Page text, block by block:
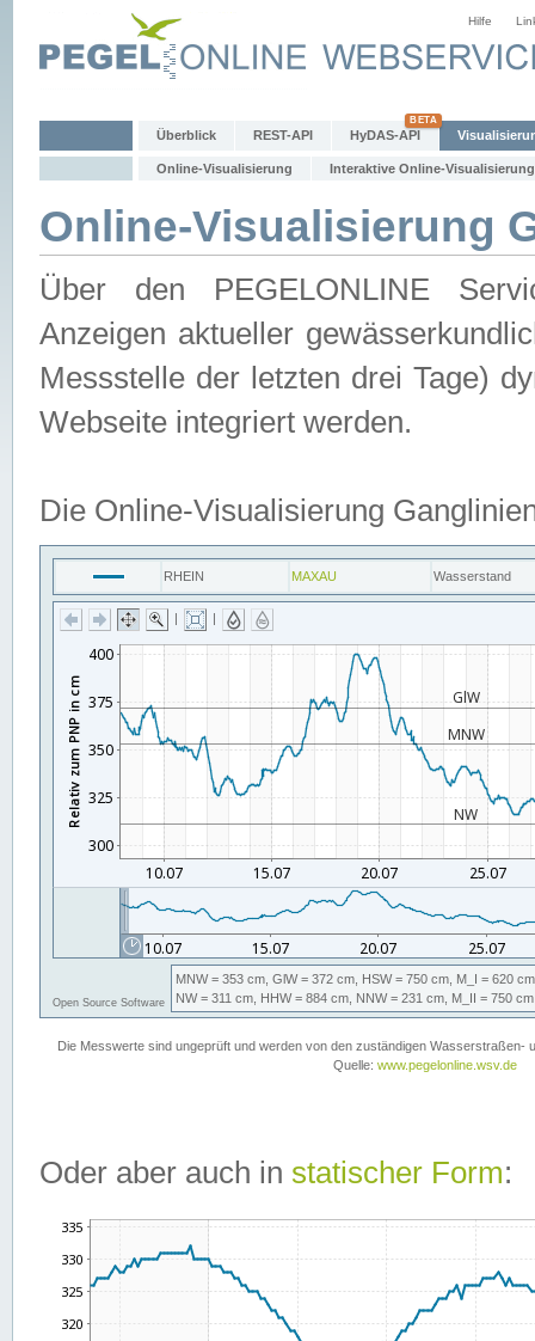
Hilfe
Überblick REST-API HyDAS-API
Online-Visualisierung Interaktive Online-Visualisierung
Online-Visualisierung
Über den PEGELONLINE
Anzeigen aktueller
Messstelle der letzten drei Tage)
Webseite integriert werden.
Die Online-Visualisierung
Oder aber auch in statischer Form: